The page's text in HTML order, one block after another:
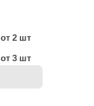
от 2 шт
от 3 шт